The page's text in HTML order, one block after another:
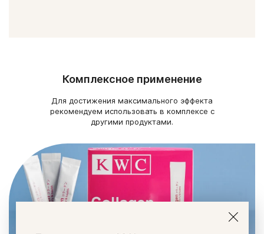
Комплексное применение
Для достижения максимального эффекта
рекомендуем использовать в комплексе с
другими продуктами.